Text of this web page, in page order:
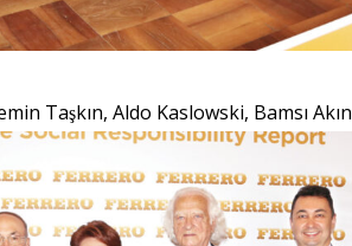
Taşkın, Aldo Kaslowski, Bamsı Akın